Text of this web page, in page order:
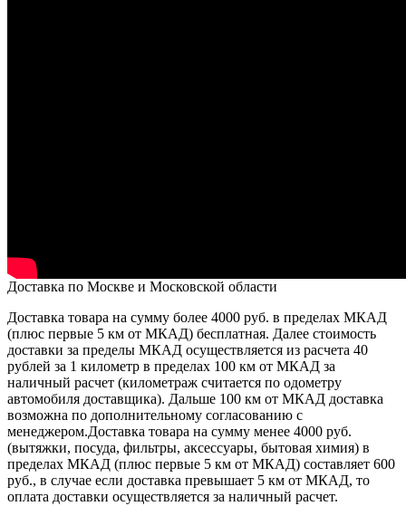
Доставка по Москве и Московской области
Доставка товара на сумму более 4000 руб. в пределах МКАД
(плюс первые 5 км от МКАД) бесплатная. Далее стоимость
доставки за пределы МКАД осуществляется из расчета 40
рублей за 1 километр в пределах 100 км от МКАД за
наличный расчет (километраж считается по одометру
автомобиля доставщика). Дальше 100 км от МКАД доставка
возможна по дополнительному согласованию с
менеджером.Доставка товара на сумму менее 4000 руб.
(вытяжки, посуда, фильтры, аксессуары, бытовая химия) в
пределах МКАД (плюс первые 5 км от МКАД) составляет 600
руб., в случае если доставка превышает 5 км от МКАД, то
оплата доставки осуществляется за наличный расчет.